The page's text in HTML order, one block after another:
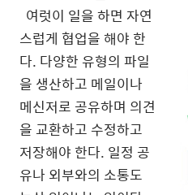
여럿이 일을 하면 자연
스럽게 협업을 해야 한
다. 다양한 유형의 파일
을 생산하고 메일이나
메신저로 공유하며 의견
을 교환하고 수정하고
저장해야 한다. 일정 공
유나 외부와의 소통도